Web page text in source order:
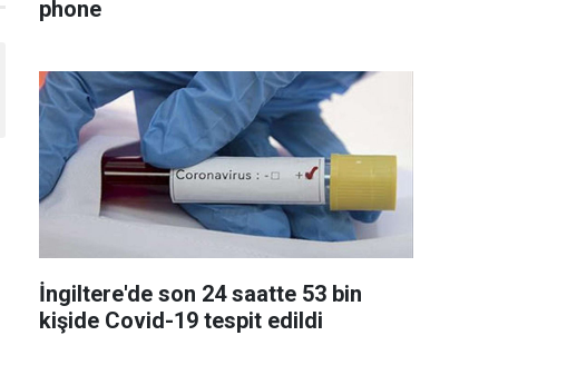
phone
İngiltere'de son 24 saatte 53 bin
kişide Covid-19 tespit edildi